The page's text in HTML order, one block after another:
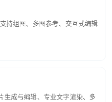
持组图、多图参考、交互式编辑
生成与编辑、专业文字渲染、多